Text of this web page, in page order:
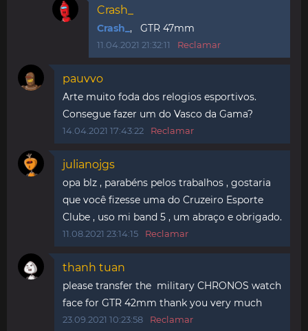
Crash_
Crash_, GTR 47mm
11.04.2021 21:32:11 Reclamar
pauvvo
Arte muito foda dos relogios esportivos.
Consegue fazer um do Vasco da Gama?
14.04.2021 17:43:22 Reclamar
julianojgs
opa blz , parabéns pelos trabalhos , gostaria
que você fizesse uma do Cruzeiro Esporte
Clube , uso mi band 5 , um abraço e obrigado.
11.08.2021 23:14:15 Reclamar
thanh tuan
please transfer the military CHRONOS watch
face for GTR 42mm thank you very much
23.09.2021 10:23:58 Reclamar